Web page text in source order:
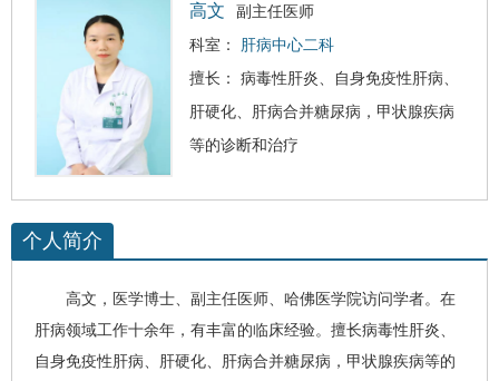
高文
副主任医师
科室：
肝病中心二科
擅长： 病毒性肝炎 、自身免疫性肝病、
肝硬化 、肝病合并糖尿病，甲状腺疾病
等的诊断和治疗
个人简介
高文 ，医学博士、副主任医师、哈佛医学院访问学者。在
肝病领域工作十余年，有丰富的临床经验。擅长病毒性肝炎
自身免疫性肝病、
肝硬化 、肝病合并糖尿病，甲状腺疾病等的